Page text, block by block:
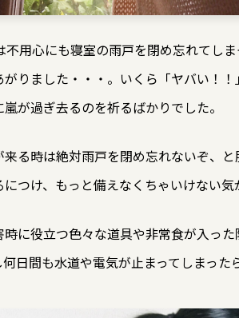
用心にも寝室の雨戸を閉め忘れてし
りました・・・。いくら「ヤバい！
が過ぎ去るのを祈るばかりでした。
る時は絶対雨戸を閉め忘れないぞ、
つけ、もっと備えなくちゃいけない気
に役立つ色々な道具や非常食が入っ
日間も水道や電気が止まってしまった